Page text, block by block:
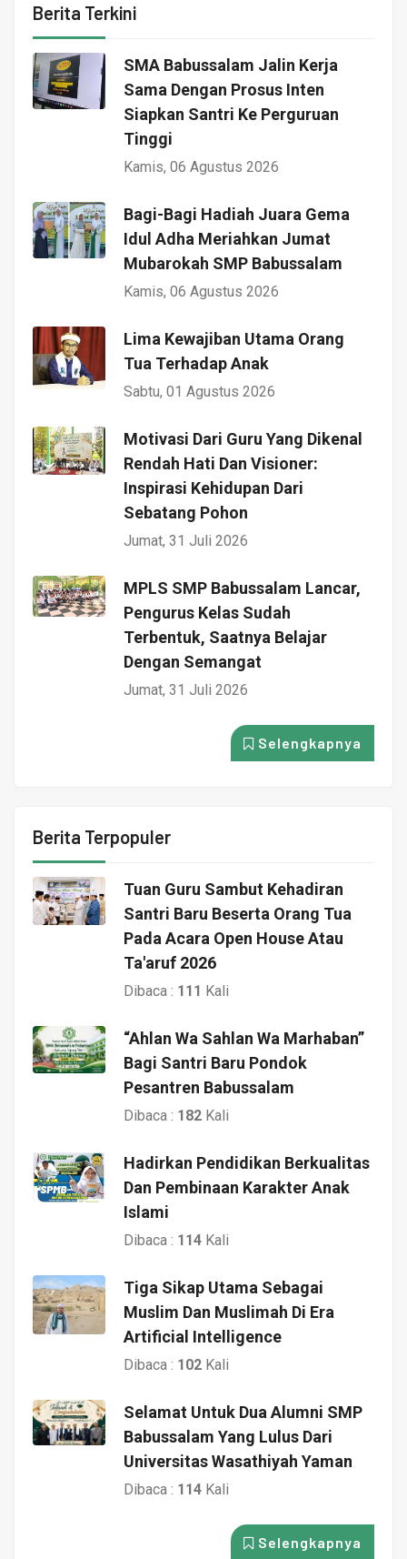
Berita Terkini
SMA Babussalam Jalin Kerja
Sama Dengan Prosus Inten
Siapkan Santri Ke Perguruan
Tinggi
Kamis, 06 Agustus 2026
Bagi-Bagi Hadiah Juara Gema
Idul Adha Meriahkan Jumat
Mubarokah SMP Babussalam
Kamis, 06 Agustus 2026
Lima Kewajiban Utama Orang
Tua Terhadap Anak
Sabtu, 01 Agustus 2026
Motivasi Dari Guru Yang Dikenal
Rendah Hati Dan Visioner:
Inspirasi Kehidupan Dari
Sebatang Pohon
Jumat, 31 Juli 2026
MPLS SMP Babussalam Lancar,
Pengurus Kelas Sudah
Terbentuk, Saatnya Belajar
Dengan Semangat
Jumat, 31 Juli 2026
Selengkapnya
Berita Terpopuler
Tuan Guru Sambut Kehadiran
Santri Baru Beserta Orang Tua
Pada Acara Open House Atau
Ta'aruf 2026
Dibaca : 111 Kali
“Ahlan Wa Sahlan Wa Marhaban”
Bagi Santri Baru Pondok
Pesantren Babussalam
Dibaca : 182 Kali
Hadirkan Pendidikan Berkualitas
Dan Pembinaan Karakter Anak
Islami
Dibaca : 114 Kali
Tiga Sikap Utama Sebagai
Muslim Dan Muslimah Di Era
Artificial Intelligence
Dibaca : 102 Kali
Selamat Untuk Dua Alumni SMP
Babussalam Yang Lulus Dari
Universitas Wasathiyah Yaman
Dibaca : 114 Kali
Selengkapnya